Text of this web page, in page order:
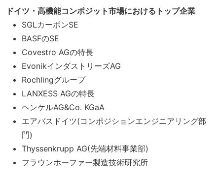
ドイツ・高機能コンポジット市場におけるトップ企業
SGLカーボンSE
BASFのSE
Covestro AGの特長
EvonikインダストリーズAG
Rochlingグループ
LANXESS AGの特長
ヘンケルAG&Co. KGaA
エアバスドイツ(コンポジションエンジニアリング部
門)
Thyssenkrupp AG(先端材料事業部)
フラウンホーファー製造技術研究所